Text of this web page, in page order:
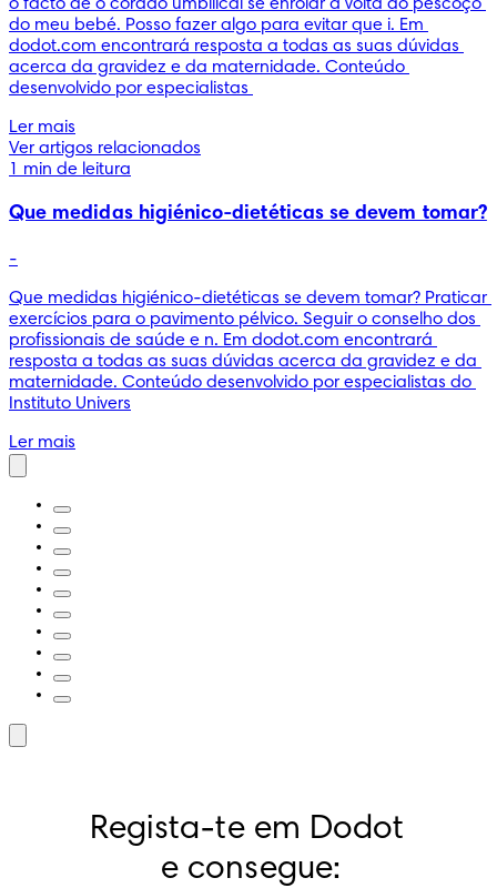
o facto de o cordão umbilical se enrolar à volta do pescoço
do meu bebé. Posso fazer algo para evitar que i. Em
dodot.com encontrará resposta a todas as suas dúvidas
acerca da gravidez e da maternidade. Conteúdo
desenvolvido por especialistas
Ler mais
Ver artigos relacionados
1 min de leitura
Que medidas higiénico-dietéticas se devem tomar?
-
Que medidas higiénico-dietéticas se devem tomar? Praticar
exercícios para o pavimento pélvico. Seguir o conselho dos
profissionais de saúde e n. Em dodot.com encontrará
resposta a todas as suas dúvidas acerca da gravidez e da
maternidade. Conteúdo desenvolvido por especialistas do
Instituto Univers
Ler mais
Regista-te em Dodot
e consegue: